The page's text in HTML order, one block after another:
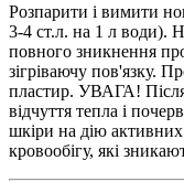
Розпарити і вимити
3-4 ст.л. на 1 л води).
повного зникнення
зігріваючу пов'язку.
пластир. УВАГА! Після
відчуття тепла і
шкіри на дію
кровообігу, які